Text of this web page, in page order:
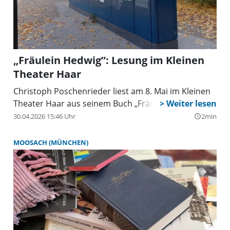
„Fräulein Hedwig”: Lesung im Kleinen
Theater Haar
Christoph Poschenrieder liest am 8. Mai im Kleinen
Theater Haar aus seinem Buch „Fräulein Hedwig”.
30.04.2026 15:46 Uhr query_builder2min
MOOSACH (MÜNCHEN)